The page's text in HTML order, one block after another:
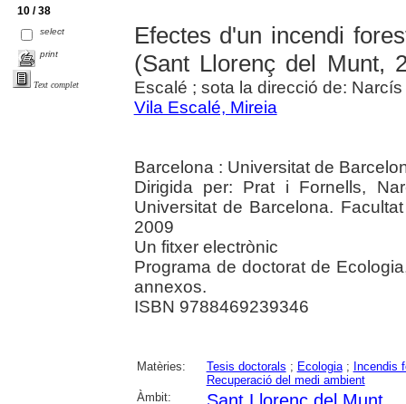
10 / 38
select
print
Text complet
Efectes d'un incendi
(Sant Llorenç del Munt,
Escalé ; sota la direcció de:
Vila Escalé, Mireia
Barcelona : Universitat de
Dirigida per: Prat i Fornells,
Universitat de Barcelona.
2009
Un fitxer electrònic
Programa de doctorat de
annexos.
ISBN 9788469239346
Matèries: Tesis doctorals ; Ecologia; Incendis
Recuperació del medi ambient
Àmbit: